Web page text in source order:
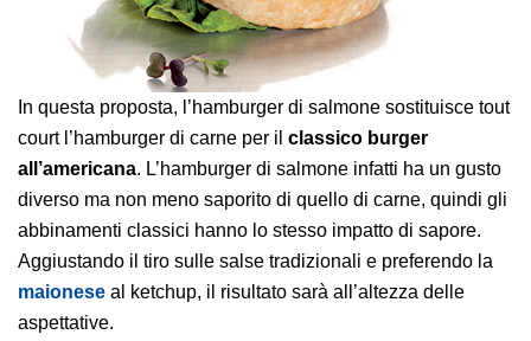
In questa proposta, l’hamburger di salmone sostituisce tout
court l’hamburger di carne per il classico burger
all’americana. L’hamburger di salmone infatti ha un gusto
diverso ma non meno saporito di quello di carne, quindi gli
abbinamenti classici hanno lo stesso impatto di sapore.
Aggiustando il tiro sulle salse tradizionali e preferendo la
maionese al ketchup, il risultato sarà all’altezza delle
aspettative.